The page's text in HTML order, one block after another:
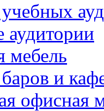
аудитории
мебель
и
офисная